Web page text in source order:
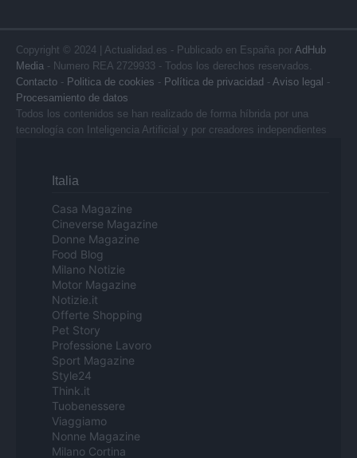
Copyright © 2024 | Actualidad.es - Publicado en España por AdHub
Media - Numero REA 2729933 - Todos los derechos reservados.
Contacto - Politica de cookies - Política de privacidad - Aviso legal -
Procesamiento de datos
Todos los contenidos se han realizado de forma híbrida por una
tecnología con Inteligencia Artificial y por creadores independientes
Italia
Casa Magazine
Cineverse Magazine
Donne Magazine
Food Blog
Milano Notizie
Motor Magazine
Notizie.it
Offerte Shopping
Pet Story
Professione Lavoro
Sport Magazine
Style24
Think.it
Tuobenessere
Viaggiamo
Nonne Magazine
Milano Cortina